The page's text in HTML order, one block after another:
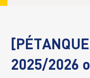
2025/2026